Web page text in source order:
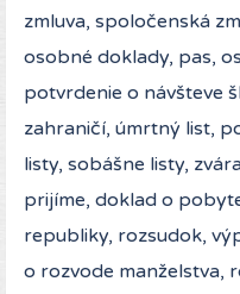
zmluva, spoločenská
osobné doklady, pas,
potvrdenie o návšteve
zahraničí, úmrtný list,
listy, sobášne listy,
prijíme, doklad o
republiky, rozsudok,
o rozvode manželstva,